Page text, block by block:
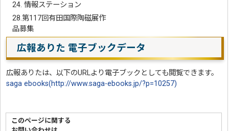
24. 情報ステーション
28.第117回有田国際陶磁展作
品募集
広報ありた 電子ブックデータ
広報ありたは、以下のURLより電子ブックとしても閲覧できます。
saga ebooks(http://www.saga-ebooks.jp/?p=10257)
このページに関する